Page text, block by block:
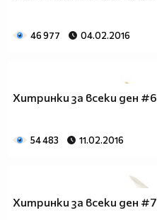
46 977 04.02.2016
Хитринки за всеки ден #6
54 483 11.02.2016
Хитринки за всеки ден #7